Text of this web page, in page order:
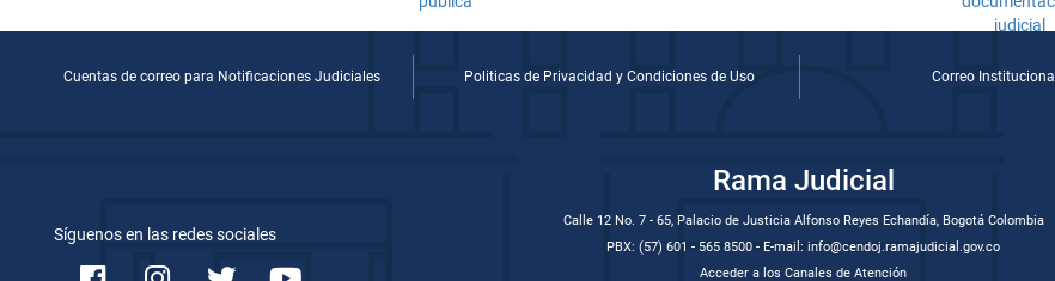
Cuentas de correo para Notificaciones Judiciales Politicas de Privacidad y Condiciones de Uso Correo Institucional
Síguenos en las redes sociales
Rama Judicial
Calle 12 No. 7 - 65, Palacio de Justicia Alfonso Reyes Echandía, Bogotá Colombia
PBX: (57) 601 - 565 8500 - E-mail: info@cendoj.ramajudicial.gov.co
Acceder a los Canales de Atención